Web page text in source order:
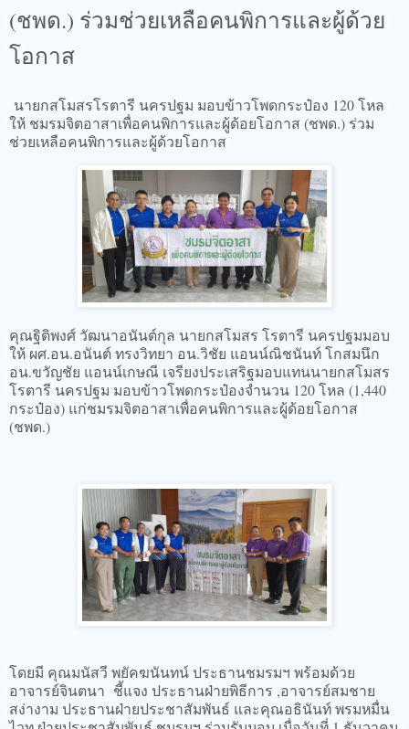
(ชพด.) ร่วมช่วยเหลือคนพิการและผู้ด้วย
โอกาส
นายกสโมสรโรตารี นครปฐม มอบข้าวโพดกระป๋อง 120 โหล
ให้ ชมรมจิตอาสาเพื่อคนพิการและผู้ด้อยโอกาส (ชพด.) ร่วม
ช่วยเหลือคนพิการและผู้ด้วยโอกาส
คุณฐิติพงศ์ วัฒนาอนันต์กุล นายกสโมสร โรตารี นครปฐมมอบ
ให้ ผศ.อน.อนันต์ ทรงวิทยา อน.วิชัย แอนน์ณิชนันท์ โกสมนึก
อน.ขวัญชัย แอนน์เกษณี เจรียงประเสริฐมอบแทนนายกสโมสร
โรตารี นครปฐม มอบข้าวโพดกระป๋องจำนวน 120 โหล (1,440
กระป๋อง) แก่ชมรมจิตอาสาเพื่อคนพิการและผู้ด้อยโอกาส
(ชพด.)
โดยมี คุณมนัสวี พยัคฆนันทน์ ประธานชมรมฯ พร้อมด้วย
อาจารย์จินตนา ชี้แจง ประธานฝ่ายพิธีการ ,อาจารย์สมชาย
สง่างาม ประธานฝ่ายประชาสัมพันธ์ และคุณอธินันท์ พรมหมื่น